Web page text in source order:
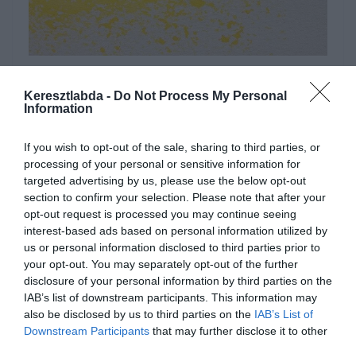
Keresztlabda - Do Not Process My Personal
Information
If you wish to opt-out of the sale, sharing to third parties, or
processing of your personal or sensitive information for
targeted advertising by us, please use the below opt-out
section to confirm your selection. Please note that after your
opt-out request is processed you may continue seeing
interest-based ads based on personal information utilized by
us or personal information disclosed to third parties prior to
your opt-out. You may separately opt-out of the further
disclosure of your personal information by third parties on the
IAB’s list of downstream participants. This information may
also be disclosed by us to third parties on the IAB’s List of
Downstream Participants that may further disclose it to other
Hirdetés
Mi a megoldás?